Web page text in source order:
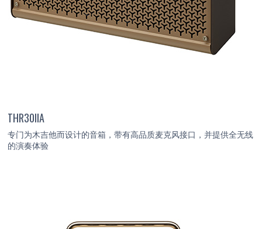
THR30IIA
专门为木吉他而设计的音箱，带有高品质麦克风接口，并提供全无线
的演奏体验